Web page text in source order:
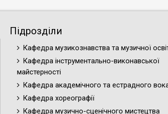
Підрозділи
Кафедра музикознавства та музичної
Кафедра інструментально-виконавської
майстерності
Кафедра академічного та естрадного
Кафедра хореографії
Кафедра музично-сценічного мистецтва